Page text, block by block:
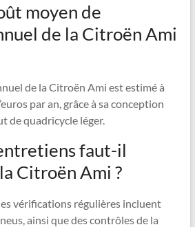
moyen de
de la Citroën Ami
de la Citroën Ami est estimé à
par an, grâce à sa conception
de quadricycle léger.
faut-il
Citroën Ami ?
vérifications régulières incluent
ainsi que des contrôles de la